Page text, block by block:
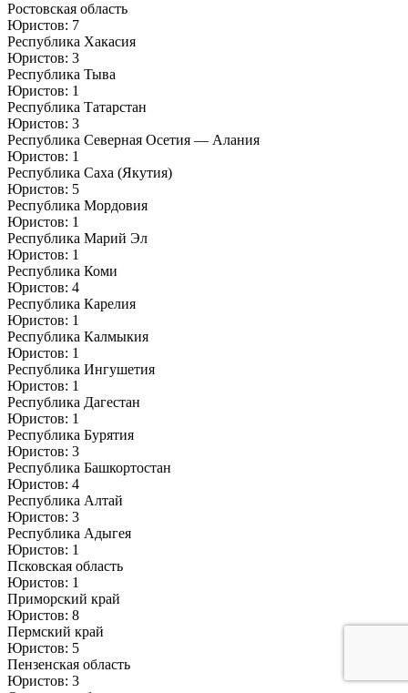
Ростовская область
Юристов: 7
Республика Хакасия
Юристов: 3
Республика Тыва
Юристов: 1
Республика Татарстан
Юристов: 3
Республика Северная Осетия — Алания
Юристов: 1
Республика Саха (Якутия)
Юристов: 5
Республика Мордовия
Юристов: 1
Республика Марий Эл
Юристов: 1
Республика Коми
Юристов: 4
Республика Карелия
Юристов: 1
Республика Калмыкия
Юристов: 1
Республика Ингушетия
Юристов: 1
Республика Дагестан
Юристов: 1
Республика Бурятия
Юристов: 3
Республика Башкортостан
Юристов: 4
Республика Алтай
Юристов: 3
Республика Адыгея
Юристов: 1
Псковская область
Юристов: 1
Приморский край
Юристов: 8
Пермский край
Юристов: 5
Пензенская область
Юристов: 3